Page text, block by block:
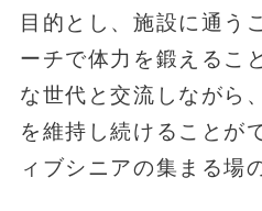
目的とし、施設に通う
ーチで体力を鍛えるこ
な世代と交流しながら
を維持し続けることが
ィブシニアの集まる場